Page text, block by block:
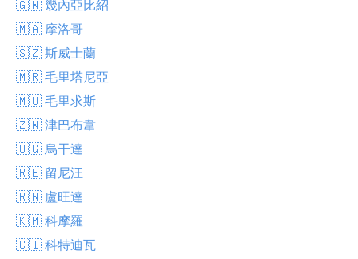
🇬🇼 幾內亞比紹
🇲🇦 摩洛哥
🇸🇿 斯威士蘭
🇲🇷 毛里塔尼亞
🇲🇺 毛里求斯
🇿🇼 津巴布韋
🇺🇬 烏干達
🇷🇪 留尼汪
🇷🇼 盧旺達
🇰🇲 科摩羅
🇨🇮 科特迪瓦